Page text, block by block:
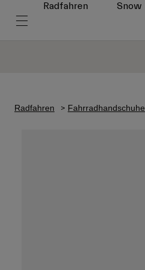
Radfahren Snow
Radfahren Fahrradhandschuhe